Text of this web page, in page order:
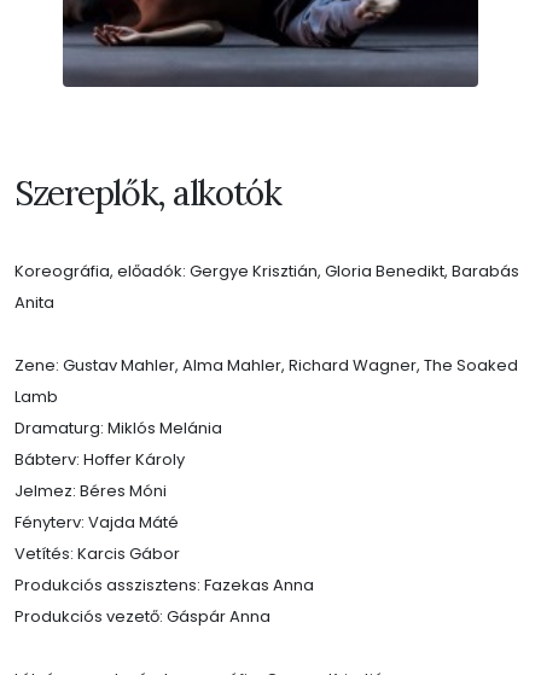
Szereplők, alkotók
Koreográfia, előadók: Gergye Krisztián, Gloria Benedikt, Barabás
Anita
Zene: Gustav Mahler, Alma Mahler, Richard Wagner, The Soaked
Lamb
Dramaturg: Miklós Melánia
Bábterv: Hoffer Károly
Jelmez: Béres Móni
Fényterv: Vajda Máté
Vetítés: Karcis Gábor
Produkciós asszisztens: Fazekas Anna
Produkciós vezető: Gáspár Anna